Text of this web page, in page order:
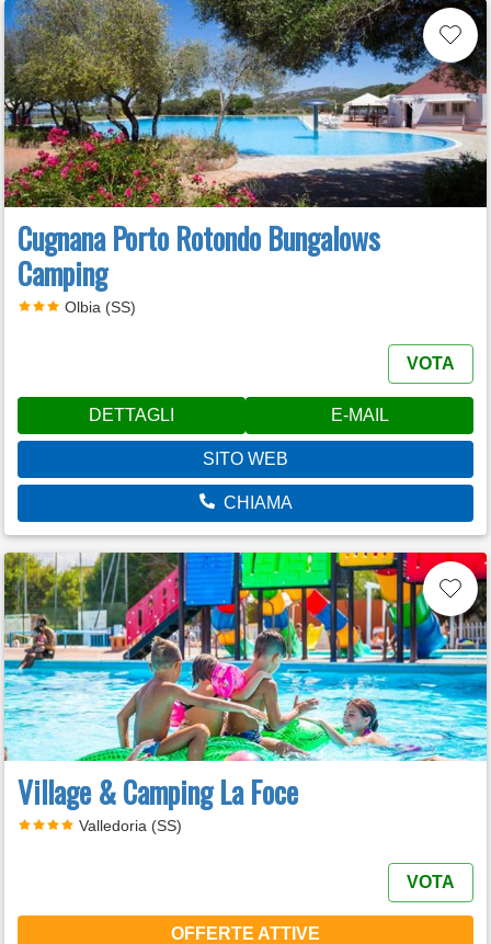
Cugnana Porto Rotondo Bungalows
Camping
Olbia (SS)
VOTA
DETTAGLI E-MAIL
SITO WEB
CHIAMA
Village & Camping La Foce
Valledoria (SS)
VOTA
OFFERTE ATTIVE